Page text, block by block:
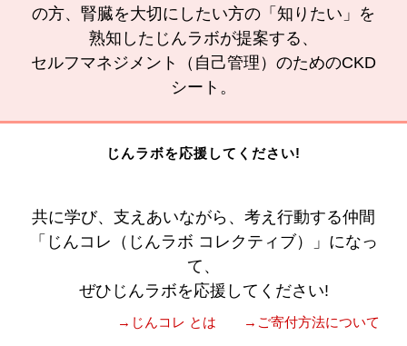
の方、腎臓を大切にしたい方の「知りたい」を
熟知したじんラボが提案する、
セルフマネジメント（自己管理）のためのCKD
シート。
じんラボを応援してください!
共に学び、支えあいながら、考え行動する仲間
「じんコレ（じんラボ コレクティブ）」になっ
て、
ぜひじんラボを応援してください!
→じんコレ とは →ご寄付方法について